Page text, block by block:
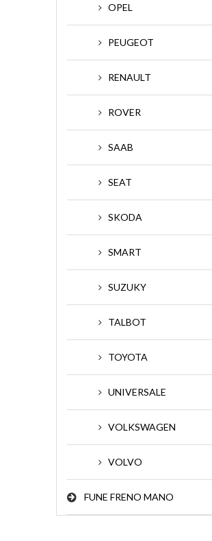
OPEL
PEUGEOT
RENAULT
ROVER
SAAB
SEAT
SKODA
SMART
SUZUKY
TALBOT
TOYOTA
UNIVERSALE
VOLKSWAGEN
VOLVO
FUNE FRENO MANO